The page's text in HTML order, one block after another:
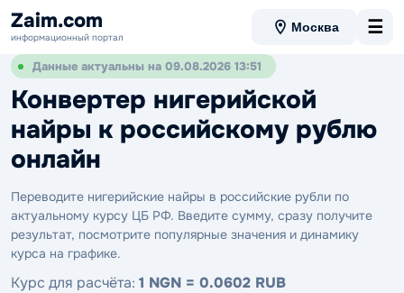
Zaim.com
информационный портал
Москва ☰
Данные актуальны на 09.08.2026 13:51
Конвертер нигерийской
найры к российскому рублю
онлайн
Переводите нигерийские найры в российские рубли по
актуальному курсу ЦБ РФ. Введите сумму, сразу получите
результат, посмотрите популярные значения и динамику
курса на графике.
Курс для расчёта: 1 NGN = 0.0602 RUB